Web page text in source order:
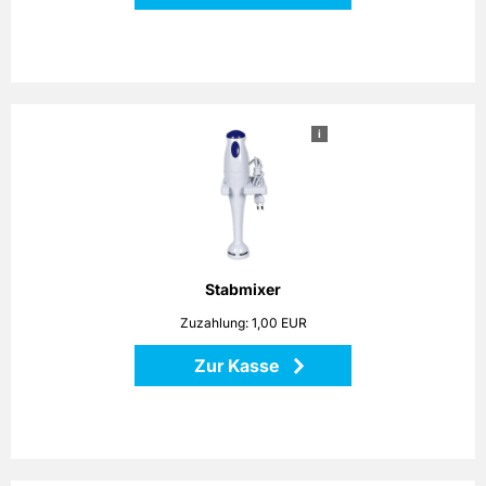
i
Stabmixer
Zuzahlung: 1,00 EUR
Zur Kasse
Das Küchengerät ist universell und flexibel einsetzbar. Egal
ob es sich dabei um Aufgaben wie das Zerkleinern oder
Hacken von Fleisch und Gemüse handelt, oder um das
Quirlen von Saucen, Cremes oder Mayonnaisen, der
Stabmixer liegt Ihnen sicher in der Hand und erledigt seine
Aufgaben. Im Lieferumfang enthalten sind ein 500 ml